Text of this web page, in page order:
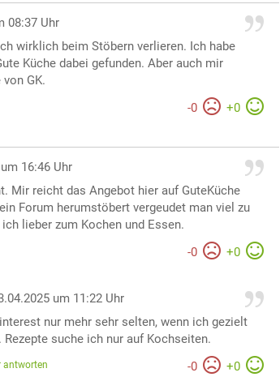
08:37 Uhr
wirklich beim Stöbern verlieren. Ich habe
Küche dabei gefunden. Aber auch mir
GK.
-0 +0
16:46 Uhr
Mir reicht das Angebot hier auf GuteKüche
Forum herumstöbert vergeudet man viel zu
lieber zum Kochen und Essen.
-0 +0
um 11:22 Uhr
nur mehr sehr selten, wenn ich gezielt
Rezepte suche ich nur auf Kochseiten.
-0 +0
antworten